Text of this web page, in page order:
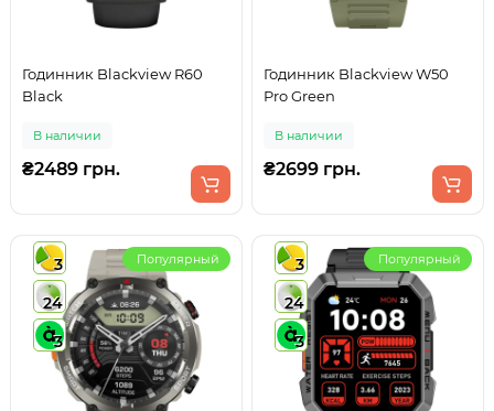
Годинник Blackview R60
Black
В наличии
₴2489 грн.
Годинник Blackview W50
Pro Green
В наличии
₴2699 грн.
3
24
3
Популярный
3
24
3
Популярный